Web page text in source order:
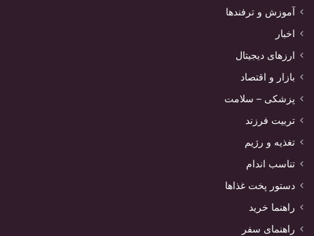
آموزش و ترفندها
اخبار
ارزهای دیجیتال
بازار و اقتصاد
پزشکی – سلامت
تربیت فرزند
تغذیه و رژیم
تناسب اندام
دستور پخت غذاها
راهنما خرید
راهنمای سفر